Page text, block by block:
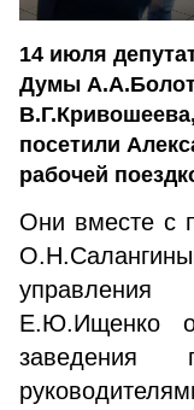
14 июля
Думы
посетили
рабочей
Они вме­сте с
Е.Ю.Ищенко
заведения